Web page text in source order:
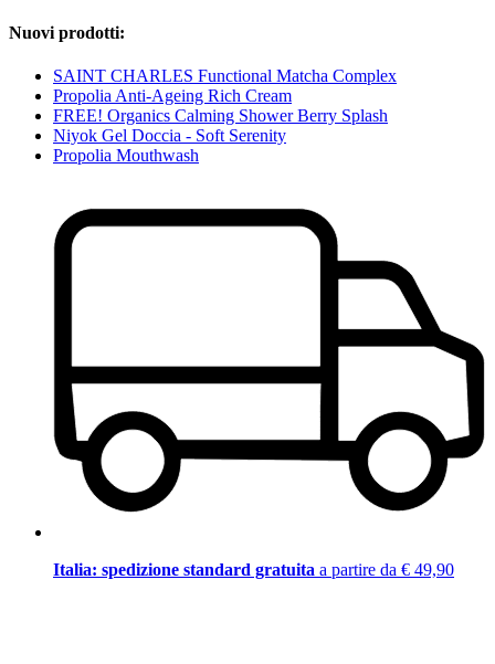
Nuovi prodotti:
SAINT CHARLES Functional Matcha Complex
Propolia Anti-Ageing Rich Cream
FREE! Organics Calming Shower Berry Splash
Niyok Gel Doccia - Soft Serenity
Propolia Mouthwash
Italia: spedizione standard gratuita a partire da € 49,90